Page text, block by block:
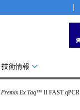
技術情報
Premix Ex Taq™ II FAST qPCR